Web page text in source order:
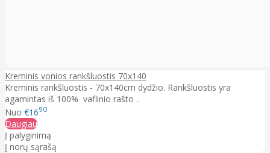
Kreminis vonios rankšluostis 70x140
Kreminis rankšluostis - 70x140cm dydžio. Rankšluostis yra
agamintas iš 100% vaflinio rašto ..
Nuo €1690
Daugiau
Į palyginimą
Į norų sąrašą